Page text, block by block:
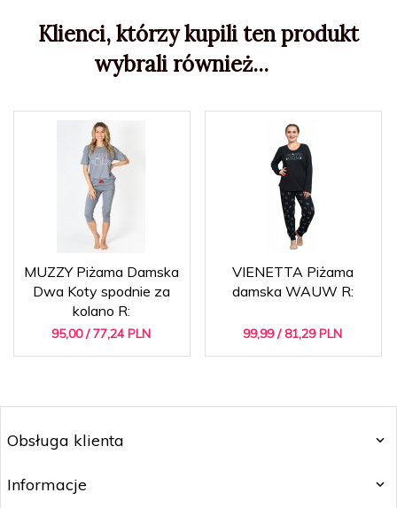
Klienci, którzy kupili ten produkt
wybrali również...
MUZZY Piżama Damska
Dwa Koty spodnie za
kolano R:
95,00 / 77,24 PLN
VIENETTA Piżama
damska WAUW R:
99,99 / 81,29 PLN
Obsługa klienta
Informacje